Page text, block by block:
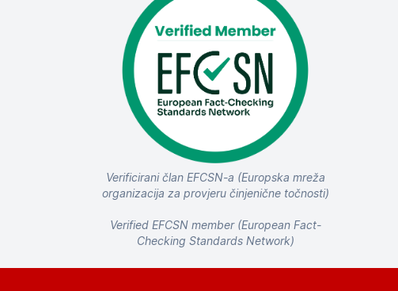
Verificirani član EFCSN-a (Europska mreža
organizacija za provjeru činjenične točnosti)
Verified EFCSN member (European Fact-
Checking Standards Network)